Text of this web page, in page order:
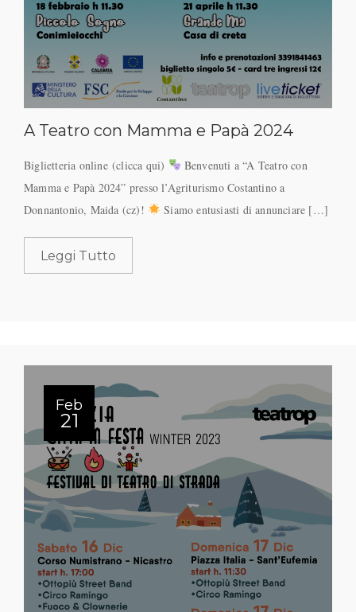
A Teatro con Mamma e Papà 2024
Biglietteria online (clicca qui)
Benvenuti a “A Teatro con
Mamma e Papà 2024” presso l’Agriturismo Costantino a
Donnantonio, Maida (cz)!
Siamo entusiasti di annunciare […]
Leggi Tutto
Feb
21